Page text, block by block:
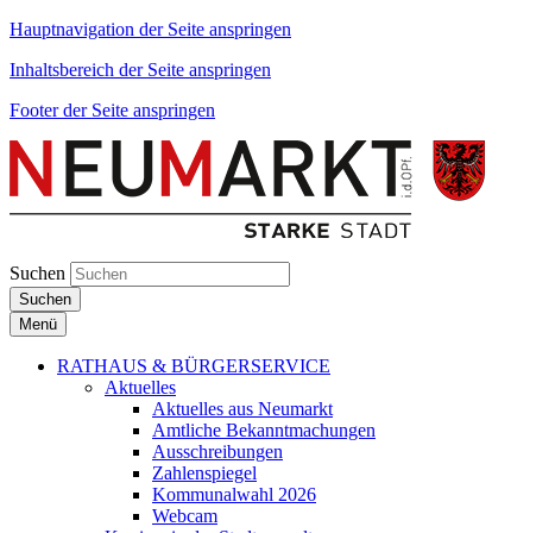
Hauptnavigation der Seite anspringen
Inhaltsbereich der Seite anspringen
Footer der Seite anspringen
Suchen
Suchen
Menü
RATHAUS & BÜRGERSERVICE
Aktuelles
Aktuelles aus Neumarkt
Amtliche Bekanntmachungen
Ausschreibungen
Zahlenspiegel
Kommunalwahl 2026
Webcam